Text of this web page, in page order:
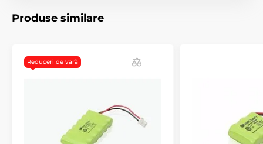
Produsul este inclus în categoria
Produse similare
Reduceri de vară